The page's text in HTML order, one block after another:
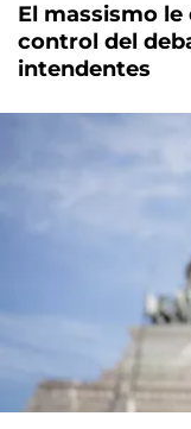
El massismo
control del
intendentes